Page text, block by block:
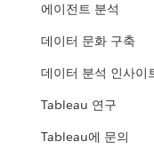
에이전트 분석
데이터 문화 구축
데이터 분석 인사이
Tableau 연구
Tableau에 문의